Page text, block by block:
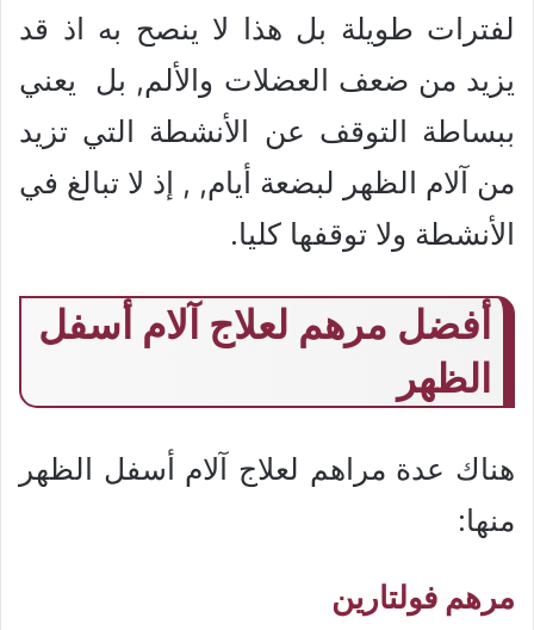
لفترات طويلة بل هذا لا ينصح به اذ قد
يزيد من ضعف العضلات والألم, بل يعني
ببساطة التوقف عن الأنشطة التي تزيد
من آلام الظهر لبضعة أيام, , إذ لا تبالغ في
الأنشطة ولا توقفها كليا.
أفضل مرهم لعلاج آلام أسفل
الظهر
هناك عدة مراهم لعلاج آلام أسفل الظهر
منها:
مرهم فولتارين